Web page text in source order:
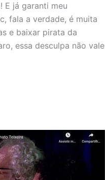
E já garanti meu
fala a verdade, é muita
e baixar pirata da
essa desculpa não vale